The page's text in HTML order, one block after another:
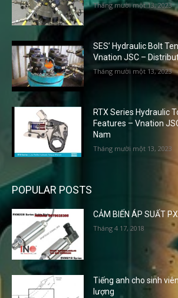
Tháng mười một 13, 2023
SES’ Hydraulic Bolt
Vnation JSC –
Tháng mười một 13, 2023
RTX Series Hydraulic
Features – Vnation
Nam
Tháng mười một 13, 2023
POPULAR POSTS
CẢM BIẾN ÁP SUẤT
Tháng 4 17, 2018
Tiếng anh cho sinh
lượng